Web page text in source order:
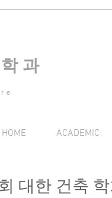
과
HOME ACADEMIC
대한 건축